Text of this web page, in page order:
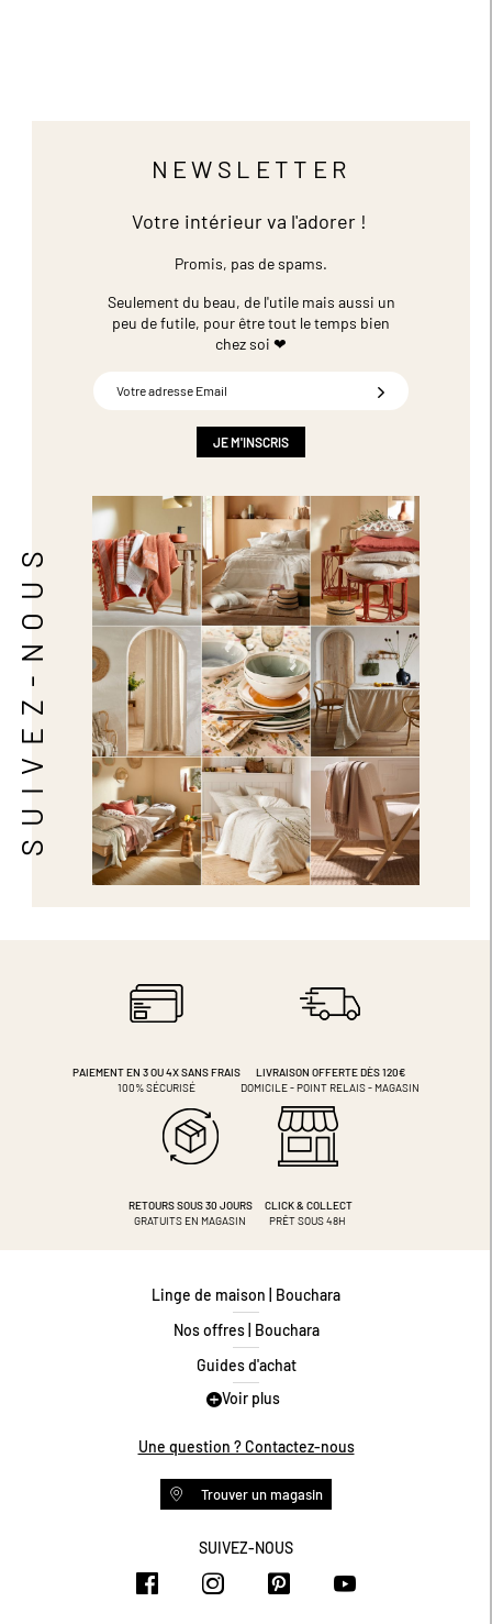
SUIVEZ-NOUS
NEWSLETTER
Votre intérieur va l'adorer !
Promis, pas de spams.
Seulement du beau, de l'utile mais aussi un
peu de futile, pour être tout le temps bien
chez soi ❤
JE M'INSCRIS
PAIEMENT EN 3 OU 4XSANS FRAIS
100% SÉCURISÉ
LIVRAISON OFFERTE DÈS 120€
DOMICILE - POINT RELAIS - MAGASIN
RETOURS SOUS 30 JOURS
GRATUITS EN MAGASIN
CLICK & COLLECT
PRÊT SOUS 48H
Linge de maison | Bouchara
Nos offres | Bouchara
Guides d'achat
Guide des tailles
Programme de fidélité
Conditions des offres
Livraison et retours
Voir plus
Une question ? Contactez-nous
Trouver un magasin
SUIVEZ-NOUS
https://www.facebook.com/
https://https://